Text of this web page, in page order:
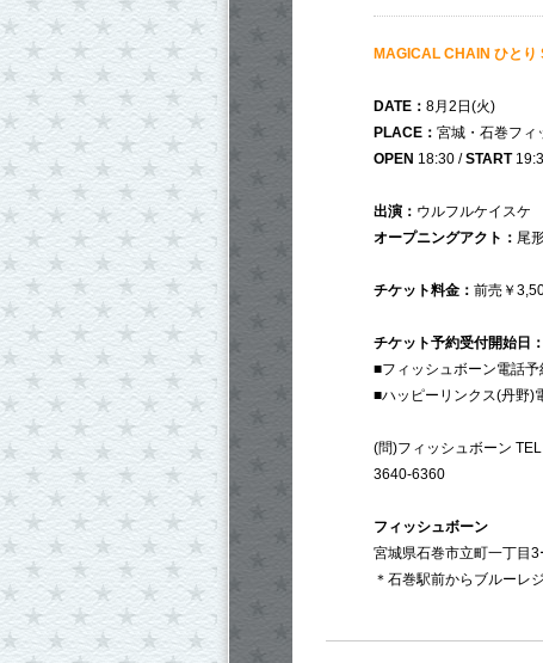
MAGICAL CHAIN ひとり
DATE： 8月2日(火)
PLACE： 宮城・石巻フィ
OPEN 18:30 /START
出演： ウルフルケイスケ
オープニングアクト： 尾
チケット料金： 前売￥
チケット予約受付開始日：
■フィッシュボーン電話
■ハッピーリンクス(丹野)
(問)フィッシュボーン
3640-6360
フィッシュボーン
宮城県石巻市立町一丁目
＊石巻駅前からブルーレ